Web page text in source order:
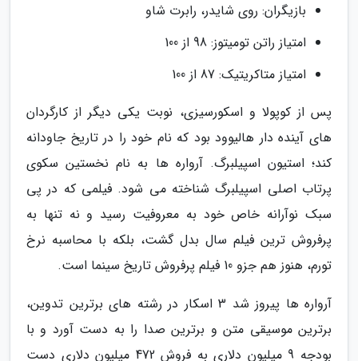
بازیگران: روی شایدر، رابرت شاو
امتیاز راتن تومیتوز: 98 از 100
امتیاز متاکریتیک: 87 از 100
پس از کوپولا و اسکورسیزی، نوبت یکی دیگر از کارگردان
های آینده دار هالیوود بود که نام خود را در تاریخ جاودانه
کند؛ استیون اسپیلبرگ. آرواره ها به نام نخستین سکوی
پرتاب اصلی اسپیلبرگ شناخته می شود. فیلمی که در پی
سبک نوآرانه خاص خود به معروفیت رسید و نه تنها به
پرفروش ترین فیلم سال بدل گشت، بلکه با محاسبه نرخ
تورم، هنوز هم جزو 10 فیلم پرفروش تاریخ سینما است.
آرواره ها پیروز شد 3 اسکار در رشته های برترین تدوین،
برترین موسیقی متن و برترین صدا را به دست آورد و با
بودجه 9 میلیون دلاری به فروش 472 میلیون دلاری دست